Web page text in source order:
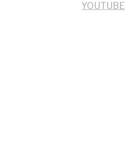
YOUTUBE